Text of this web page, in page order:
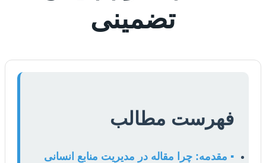
تضمینی
فهرست مطالب
▪️ مقدمه: چرا مقاله در مدیریت منابع انسانی